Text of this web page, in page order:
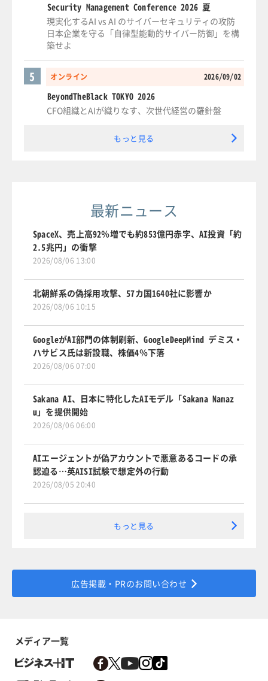
Security Management Conference 2026 夏
現実化するAI vs AI のサイバーセキュリティの攻防
日本企業を守る「自律型能動的サイバー防御」を構
築せよ
オンライン 2026/09/02
5
BeyondTheBlack TOKYO 2026
CFO組織とAIが織りなす、次世代経営の羅針盤
もっと見る
最新ニュース
SpaceX、売上高92％増でも約853億円赤字、AI投資「約
2.5兆円」の衝撃
2026/08/06 13:00
北朝鮮系の偽採用攻撃、57カ国1640社に影響か
2026/08/06 10:15
GoogleがAI部門の体制刷新、GoogleDeepMind デミス・
ハサビス氏は新設職、株価4％下落
2026/08/06 07:00
Sakana AI、日本に特化したAIモデル「Sakana Namaz
u」を提供開始
2026/08/06 06:00
AIエージェントが偽アカウントで悪意あるコードの承
認迫る…英AISI試験で想定外の行動
2026/08/05 20:40
もっと見る
広告掲載・PRのお問い合わせ
メディア一覧